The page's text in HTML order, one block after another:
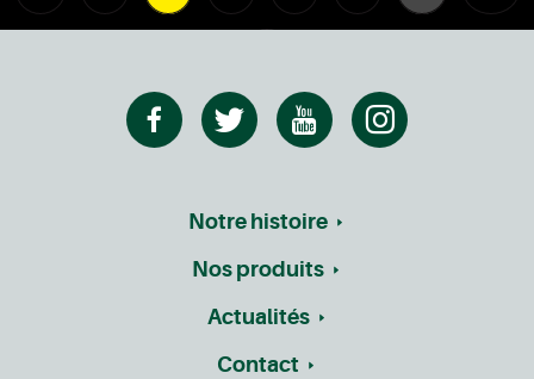
Notre histoire
Nos produits
Actualités
Contact